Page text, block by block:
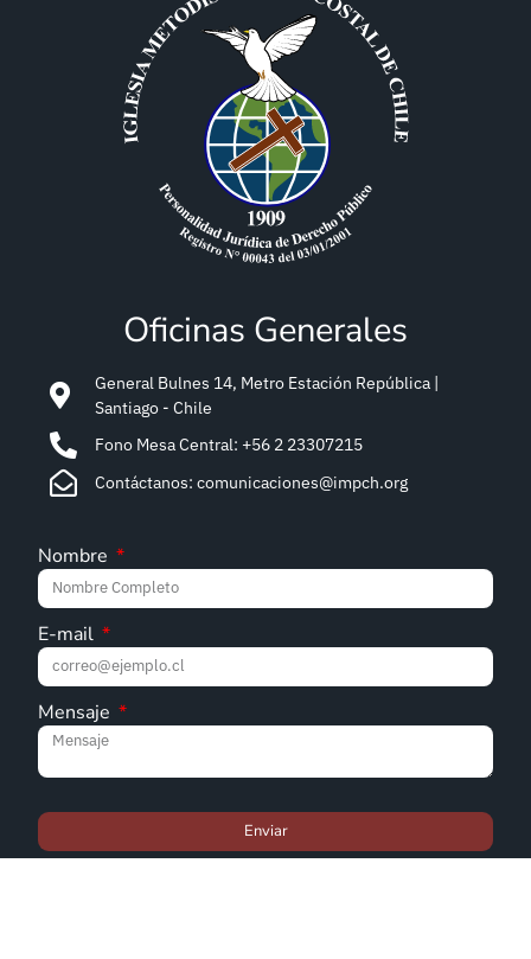
Oficinas Generales
General Bulnes 14, Metro Estación República |
Santiago - Chile
Fono Mesa Central: +56 2 23307215
Contáctanos: comunicaciones@impch.org
Nombre
E-mail
Mensaje
Enviar